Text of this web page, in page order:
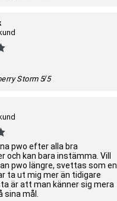
Storm 5/5
pwo efter alla bra
och kan bara instämma. Vill
pwo längre, svettas som en
ta ut mig mer än tidigare
är att man känner sig mera
mål.